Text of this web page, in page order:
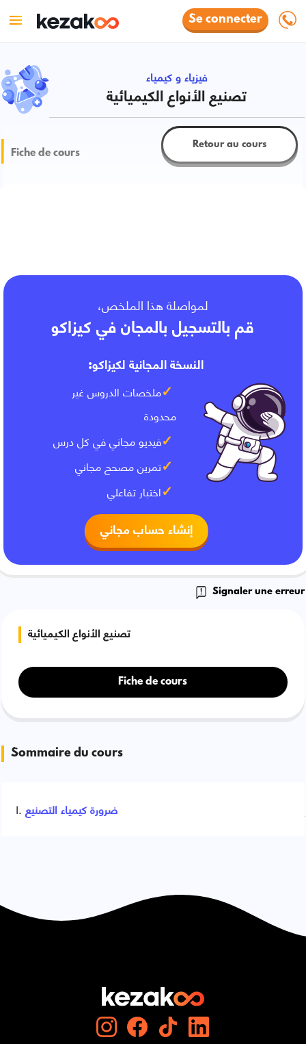
Se connecter
فيزياء و كيمياء
تصنيع الأنواع الكيميائية
Fiche de cours
Retour au cours
لمواصلة هذا الملخص،
قم بالتسجيل بالمجان في كيزاكو
النسخة المجانية لكيزاكو:
ملخصات الدروس غير
محدودة
فيديو مجاني في كل درس
تمرين مصحح مجاني
اختبار تفاعلي
إنشاء حساب مجاني
Signaler une erreur
تصنيع الأنواع الكيميائية
Fiche de cours
Sommaire du cours
ضرورة كيمياء التصنيع